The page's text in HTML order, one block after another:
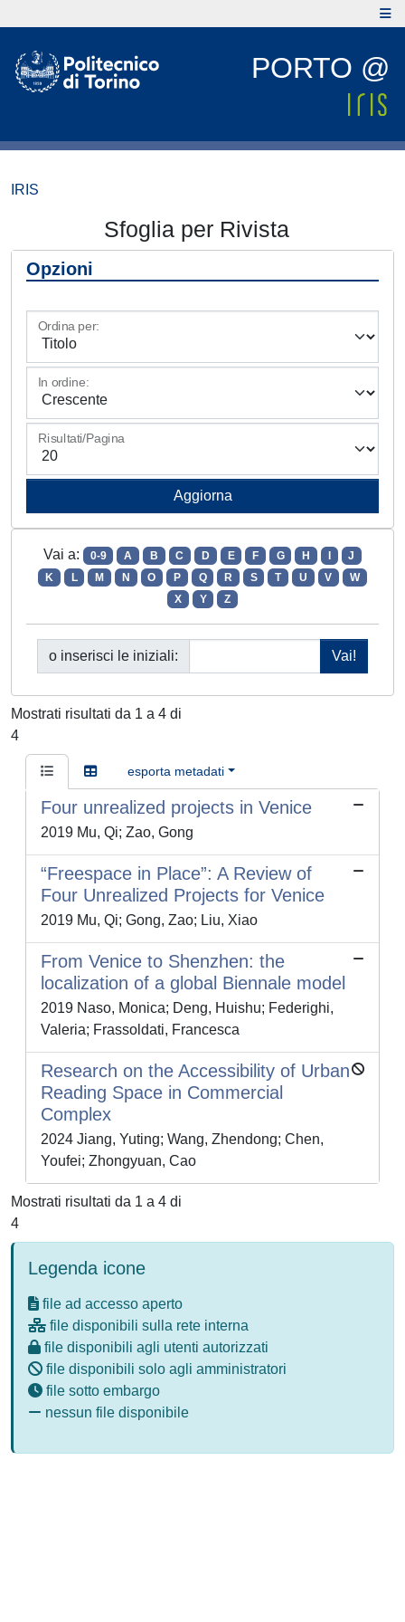
PORTO @
IRIS
Sfoglia per Rivista
Opzioni
Ordina per:
In ordine:
Risultati/Pagina
Vai a: 0-9 A B C D E F G H
J
K
L M N O P Q R S T U V
W
X
Y Z
o inserisci le iniziali:
Mostrati risultati da 1 a 4 di
4
esporta metadati
Four unrealized projects in Venice
2019 Mu, Qi; Zao, Gong
“Freespace in Place”: A Review of
Four Unrealized Projects for Venice
2019 Mu, Qi; Gong, Zao; Liu, Xiao
From Venice to Shenzhen: the
localization of a global Biennale model
2019 Naso, Monica; Deng, Huishu; Federighi,
Valeria; Frassoldati, Francesca
Research on the Accessibility of Urban
Reading Space in Commercial
Complex
2024 Jiang, Yuting; Wang, Zhendong; Chen,
Youfei; Zhongyuan, Cao
Mostrati risultati da 1 a 4 di
4
Legenda icone
file ad accesso aperto
file disponibili sulla rete interna
file disponibili agli utenti autorizzati
file disponibili solo agli amministratori
file sotto embargo
nessun file disponibile